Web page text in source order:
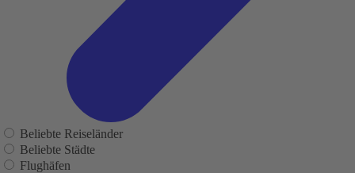
Beliebte Reiseländer
Beliebte Städte
Flughäfen